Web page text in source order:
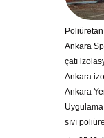
Ankara
çatı
Ankara
Ankara
sıvı